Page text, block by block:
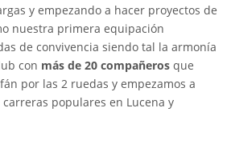
y empezando a hacer proyectos de
nuestra primera equipación
de convivencia siendo tal la armonía
con más de 20 compañeros que
por las 2 ruedas y empezamos a
populares en Lucena y